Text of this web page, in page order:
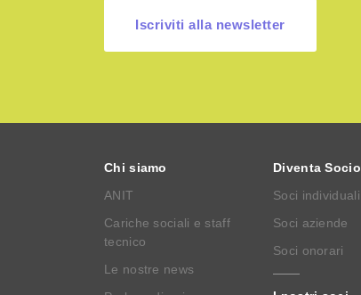
Iscriviti alla newsletter
Chi siamo
ANIT
Cariche sociali e staff
tecnico
Le nostre news
Diventa Socio
Soci individuali
Soci aziende
Soci onorari